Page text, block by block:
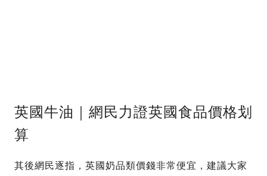
英國牛油｜網民力證英國食品價格划
算
其後網民逐指，英國奶品類價錢非常便宜，建議大家